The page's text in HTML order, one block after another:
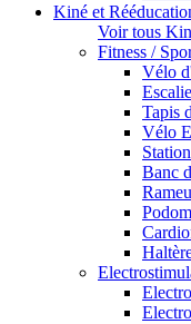
Kiné et
Voir tous
Fitness /
Vélo
Tapis
Vélo
Banc